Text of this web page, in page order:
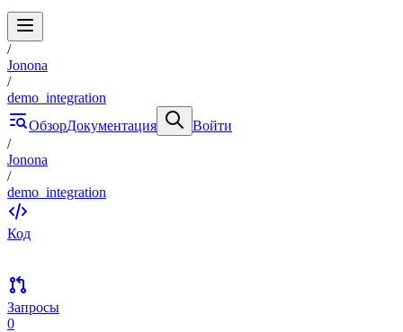
/
Jonona
/
demo_integration
ОбзорДокументация
Войти
/
Jonona
/
demo_integration
Код
Запросы
0